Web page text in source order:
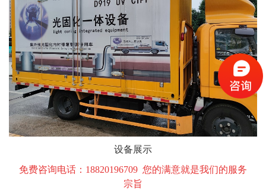
设备展示
免费咨询电话：18820196709 您的满意就是我们的服务
宗旨